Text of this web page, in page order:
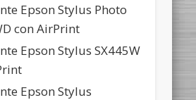
Epson Stylus Photo
con AirPrint
Epson Stylus SX445W
Epson Stylus